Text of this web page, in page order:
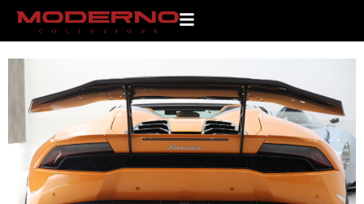
IMG_2825